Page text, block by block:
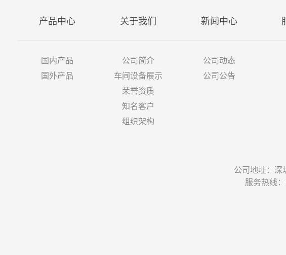
产品中心
国内产品
国外产品
关于我们
公司简介
车间设备展示
荣誉资质
知名客户
组织架构
新闻中心
公司动态
公司公告
公司地址：深
服务热线